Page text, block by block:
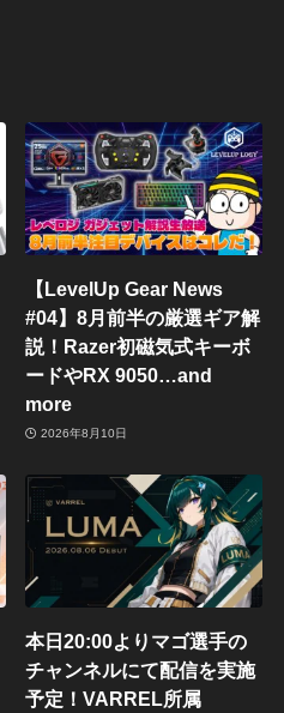
【LevelUp Gear News
#04】8月前半の厳選ギア解
説！Razer初磁気式キーボ
ードやRX 9050…and
more
2026年8月10日
本日20:00よりマゴ選手の
チャンネルにて配信を実施
予定！VARREL所属